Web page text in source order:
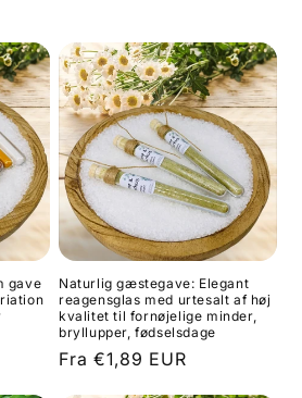
gave
Naturlig gæstegave: Elegant
reagensglas med urtesalt af høj
kvalitet til fornøjelige minder,
bryllupper, fødselsdage
Normalpris
Fra €1,89 EUR